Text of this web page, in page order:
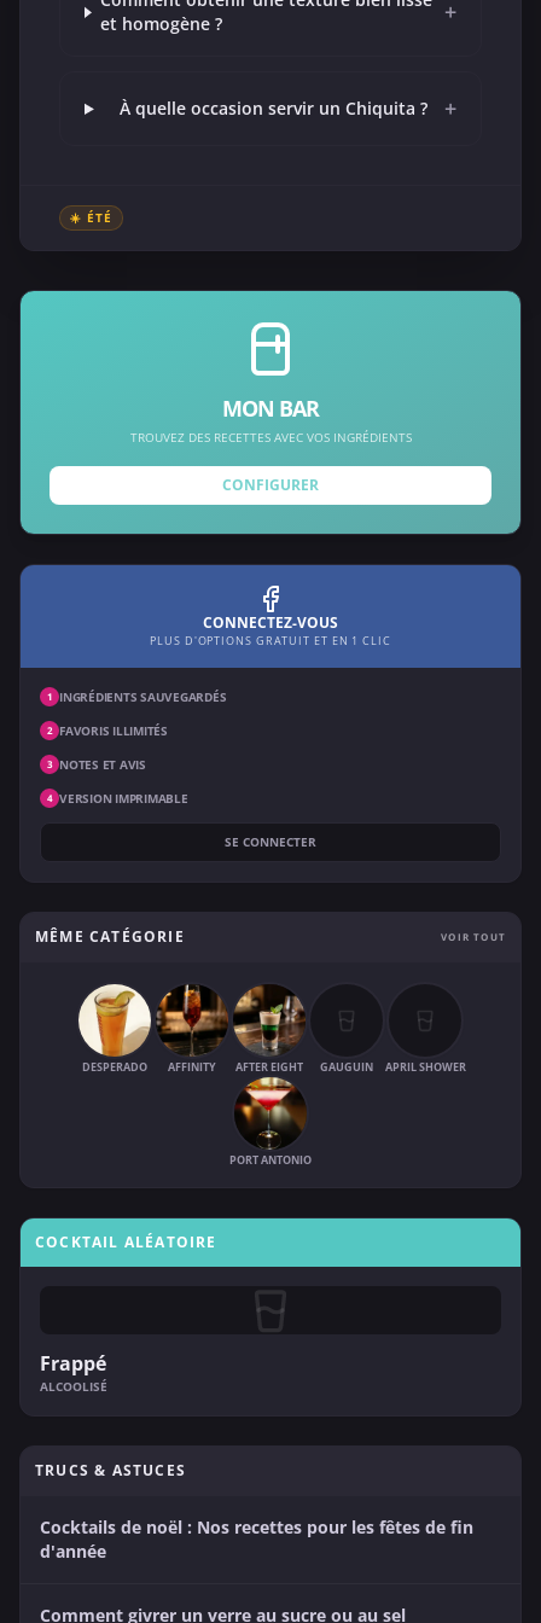
et homogène ?
+
À quelle occasion servir un Chiquita ? +
☀️ ÉTÉ
MON BAR
TROUVEZ DES RECETTES AVEC VOS INGRÉDIENTS
CONFIGURER
CONNECTEZ-VOUS
PLUS D'OPTIONS GRATUIT ET EN 1 CLIC
1 INGRÉDIENTS SAUVEGARDÉS
2 FAVORIS ILLIMITÉS
3 NOTES ET AVIS
4 VERSION IMPRIMABLE
SE CONNECTER
MÊME CATÉGORIE VOIR TOUT
DESPERADO AFFINITY AFTER EIGHT GAUGUIN APRIL SHOWER
PORT ANTONIO
COCKTAIL ALÉATOIRE
Frappé
ALCOOLISÉ
TRUCS & ASTUCES
Cocktails de noël : Nos recettes pour les fêtes de fin
d'année
Comment givrer un verre au sucre ou au sel